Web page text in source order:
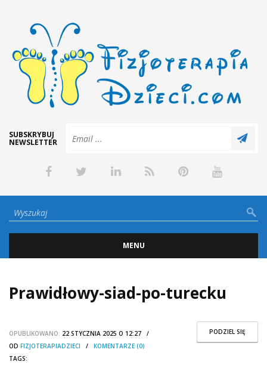
SUBSKRYBUJ
NEWSLETTER
MENU
Prawidłowy-siad-po-turecku
PODZIEL SIĘ
OPUBLIKOWANO: 22 STYCZNIA 2025 O 12:27 /
OD FIZJOTERAPIADZIECI / KOMENTARZE (0)
TAGS: